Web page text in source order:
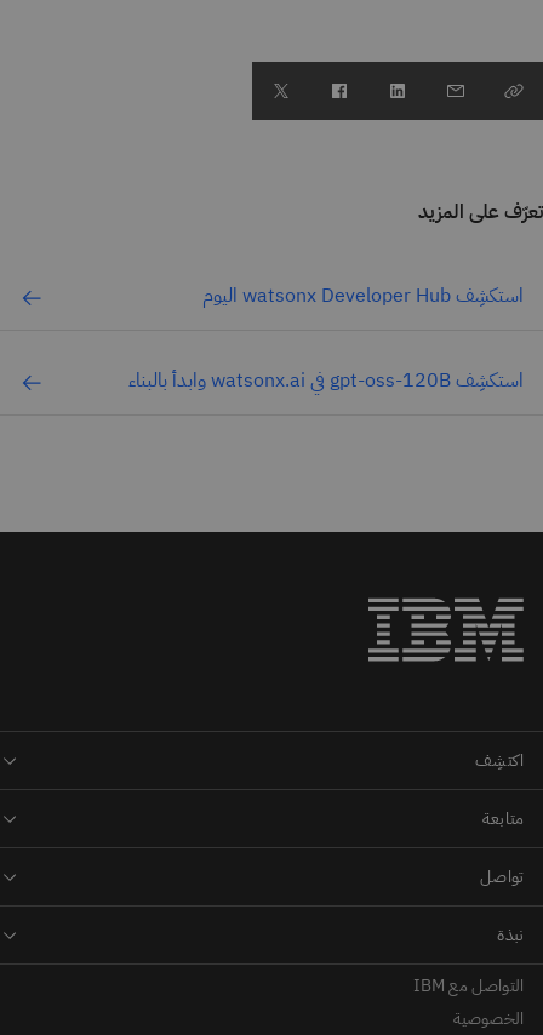
تعرّف على المزيد
استكشِف watsonx Developer Hub اليوم
استكشِف gpt-oss-120B في watsonx.ai وابدأ بالبناء
التواصل مع IBM
الخصوصية